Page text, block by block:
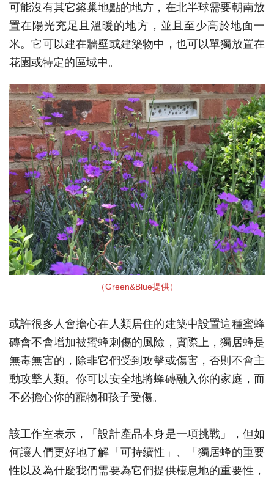
可能沒有其它築巢地點的地方，在北半球需要朝南放
置在陽光充足且溫暖的地方，並且至少高於地面一
米。它可以建在牆壁或建築物中，也可以單獨放置在
花園或特定的區域中。
（Green&Blue提供）
或許很多人會擔心在人類居住的建築中設置這種蜜蜂
磚會不會增加被蜜蜂刺傷的風險，實際上，獨居蜂是
無毒無害的，除非它們受到攻擊或傷害，否則不會主
動攻擊人類。你可以安全地將蜂磚融入你的家庭，而
不必擔心你的寵物和孩子受傷。
該工作室表示，「設計產品本身是一項挑戰」，但如
何讓人們更好地了解「可持續性」、「獨居蜂的重要
性以及為什麼我們需要為它們提供棲息地的重要性，